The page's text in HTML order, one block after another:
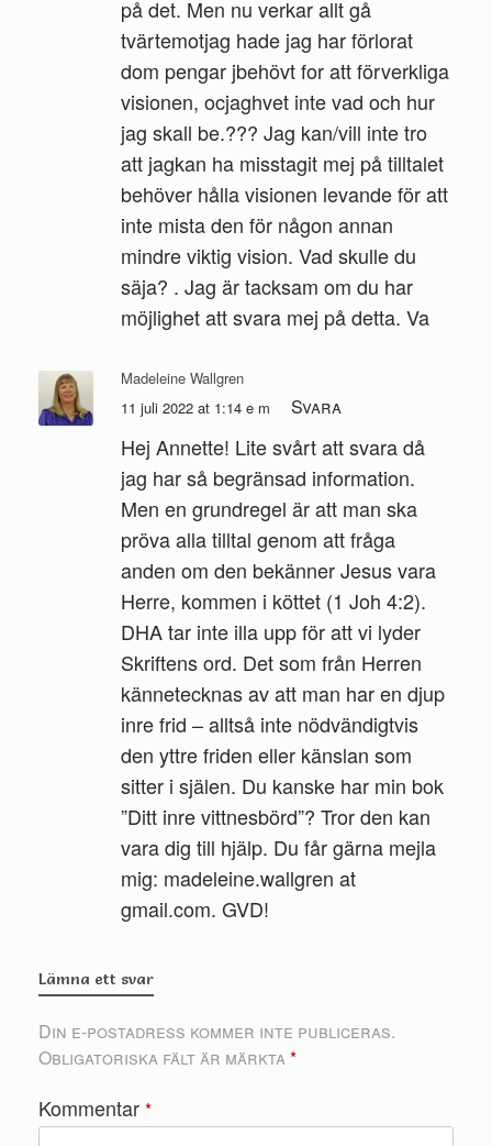
på det. Men nu verkar allt gå
tvärtemotjag hade jag har förlorat
dom pengar jbehövt for att förverkliga
visionen, ocjaghvet inte vad och hur
jag skall be.??? Jag kan/vill inte tro
att jagkan ha misstagit mej på tilltalet
behöver hålla visionen levande för att
inte mista den för någon annan
mindre viktig vision. Vad skulle du
säja? . Jag är tacksam om du har
möjlighet att svara mej på detta. Va
Madeleine Wallgren
11 juli 2022 at 1:14 e m
Svara
Hej Annette! Lite svårt att svara då
jag har så begränsad information.
Men en grundregel är att man ska
pröva alla tilltal genom att fråga
anden om den bekänner Jesus vara
Herre, kommen i köttet (1 Joh 4:2).
DHA tar inte illa upp för att vi lyder
Skriftens ord. Det som från Herren
kännetecknas av att man har en djup
inre frid – alltså inte nödvändigtvis
den yttre friden eller känslan som
sitter i själen. Du kanske har min bok
”Ditt inre vittnesbörd”? Tror den kan
vara dig till hjälp. Du får gärna mejla
mig: madeleine.wallgren at
gmail.com. GVD!
Lämna ett svar
Din e-postadress kommer inte publiceras.
Obligatoriska fält är märkta*
Kommentar *